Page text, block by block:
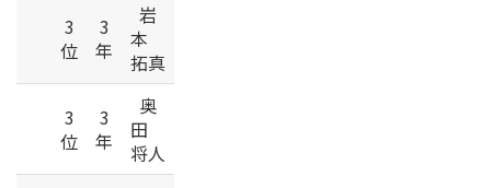
3
位
3
年
岩
本
拓真
3
位
3
年
奥
田
将人